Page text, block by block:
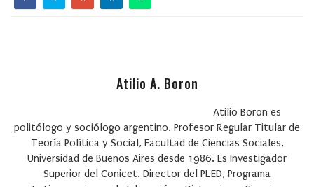
Atilio A. Boron
Atilio Boron es
politólogo y sociólogo argentino. Profesor Regular Titular de
Teoría Política y Social, Facultad de Ciencias Sociales,
Universidad de Buenos Aires desde 1986. Es Investigador
Superior del Conicet. Director del PLED, Programa